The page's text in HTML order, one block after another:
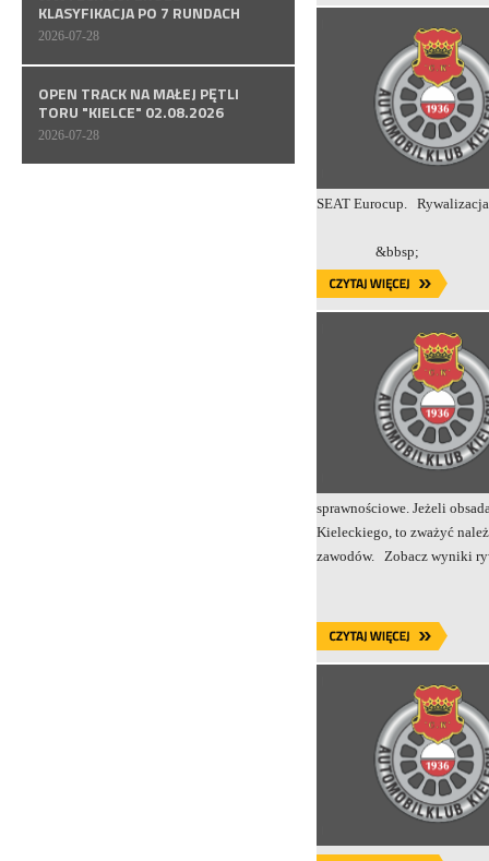
KLASYFIKACJA PO 7 RUNDACH
2026-07-28
OPEN TRACK NA MAŁEJ PĘTLI
TORU "KIELCE" 02.08.2026
2026-07-28
SEAT Eurocup. Rywalizacja
sprawnościowe. Jeżeli
Kieleckiego, to zważyć
zawodów.